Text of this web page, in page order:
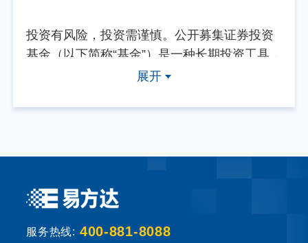
投资有风险，投资需谨慎。公开募集证券投资
基金（以下简称“基金”）是一种长期投资工具，
其主要功能是分散投资，降低投资单一证券所
提供固定收益预期的金融工具，当您购买基金
基金销售机构根据法规要求对投资者类别、风
险承受能力和基金的风险等级进行划分，并提
展开
服务热线: 400-881-8088